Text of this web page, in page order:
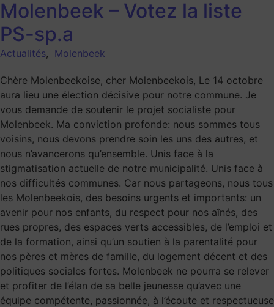
Molenbeek – Votez la liste
PS-sp.a
Actualités, Molenbeek
Chère Molenbeekoise, cher Molenbeekois, Le 14 octobre
aura lieu une élection décisive pour notre commune. Je
vous demande de soutenir le projet socialiste pour
Molenbeek. Ma conviction profonde: nous sommes tous
voisins, nous devons prendre soin les uns des autres, et
nous n’avancerons qu’ensemble. Unis face à la
stigmatisation actuelle de notre municipalité. Unis face à
nos difficultés communes. Car nous partageons, nous tous
les Molenbeekois, des besoins urgents et importants: un
avenir pour nos enfants, du respect pour nos aînés, des
rues propres, des espaces verts accessibles, de l’emploi et
de la formation, ainsi qu’un soutien à la parentalité pour
nos pères et mères de famille, du logement décent et des
politiques sociales fortes. Molenbeek ne pourra se relever
et profiter de l’élan de sa belle jeunesse qu’avec une
équipe compétente, passionnée, à l’écoute et respectueuse